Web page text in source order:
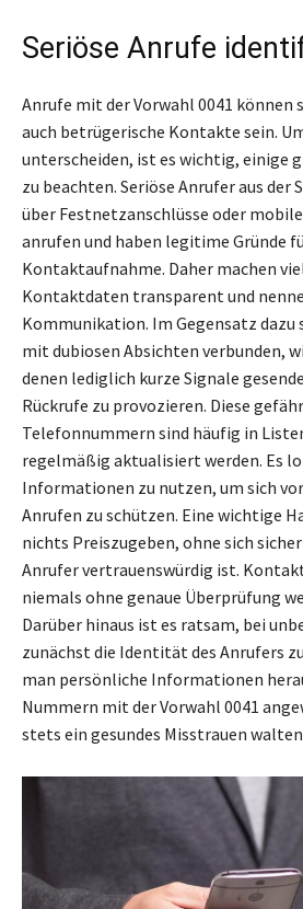
Seriöse Anrufe
Anrufe mit der Vorwahl 0041 können
auch betrügerische Kontakte sein.
unterscheiden, ist es wichtig, einige
zu beachten. Seriöse Anrufer aus der
über Festnetzanschlüsse oder
anrufen und haben legitime Gründe
Kontaktaufnahme. Daher machen
Kontaktdaten transparent und
Kommunikation. Im Gegensatz dazu
mit dubiosen Absichten verbunden,
denen lediglich kurze Signale
Rückrufe zu provozieren. Diese
Telefonnummern sind häufig in
regelmäßig aktualisiert werden. Es
Informationen zu nutzen, um sich
Anrufen zu schützen. Eine wichtige
nichts Preiszugeben, ohne sich
Anrufer vertrauenswürdig ist.
niemals ohne genaue Überprüfung
Darüber hinaus ist es ratsam, bei
zunächst die Identität des Anrufers
man persönliche Informationen
Nummern mit der Vorwahl 0041
stets ein gesundes Misstrauen